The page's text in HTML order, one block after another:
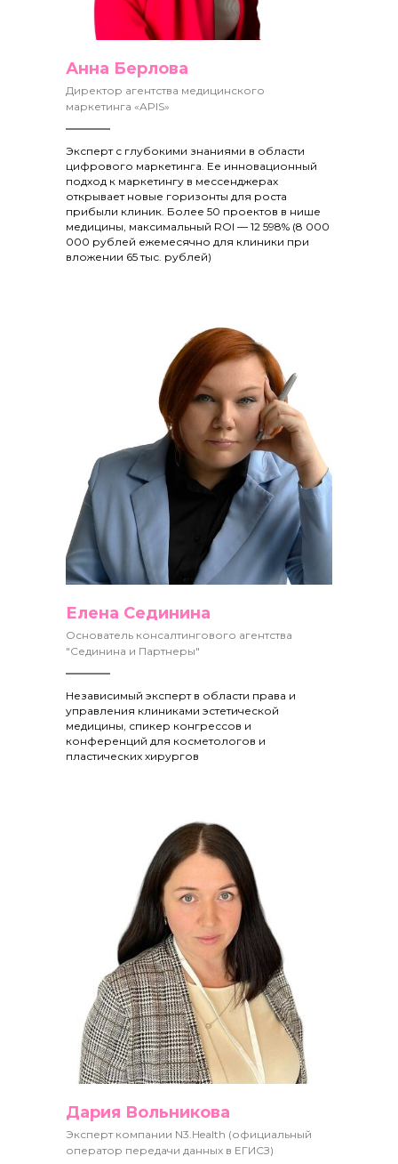
Анна Берлова
Директор агентства медицинского
маркетинга «APIS»
Эксперт с глубокими знаниями в области
цифрового маркетинга. Ее инновационный
подход к маркетингу в мессенджерах
открывает новые горизонты для роста
прибыли клиник. Более 50 проектов в нише
медицины, максимальный ROI — 12 598% (8 000
000 рублей ежемесячно для клиники при
вложении 65 тыс. рублей)
Елена Сединина
Основатель консалтингового агентства
"Сединина и Партнеры"
Независимый эксперт в области права и
управления клиниками эстетической
медицины, спикер конгрессов и
конференций для косметологов и
пластических хирургов
Дария Вольникова
Эксперт компании N3.Health (официальный
оператор передачи данных в ЕГИСЗ)